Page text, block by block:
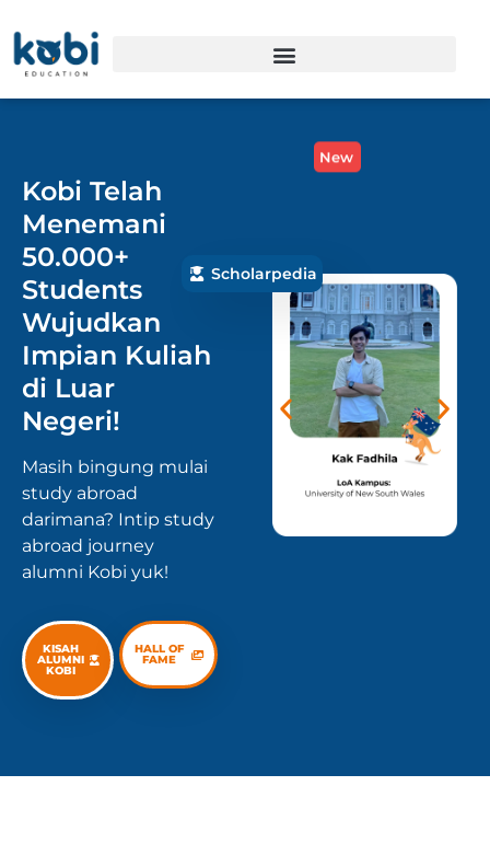
New
Scholarpedia
Kobi Telah
Menemani
50.000+
Students
Wujudkan
Impian Kuliah
di Luar
Negeri!
Masih bingung mulai
study abroad
darimana? Intip study
abroad journey
alumni Kobi yuk!
KISAH
ALUMNI
KOBI
HALL OF
FAME